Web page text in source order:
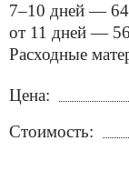
7–10 дней —
от 11 дней —
Расходные
Цена:
Стоимость: